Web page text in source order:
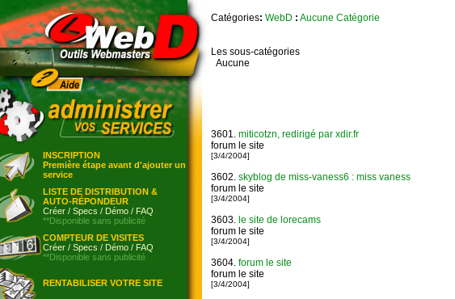
INSCRIPTION
Première étape avant d'ajouter un
service
LISTE DE DISTRIBUTION &
AUTO-RÉPONDEUR
Créer / Specs / Démo / FAQ
**Disponible sans publicité
COMPTEUR DE VISITES
Créer / Specs / Démo / FAQ
**Disponible sans publicité
RENTABILISER VOTRE SITE
Catégories: WebD : Aucune Catégorie
Les sous-catégories
Aucune
3601. miticotzn, redirigé par xdir.fr
forum le site
[3/4/2004]
3602. skyblog de miss-vaness6 : miss vaness
forum le site
[3/4/2004]
3603. le site de lorecams
forum le site
[3/4/2004]
3604. forum le site
forum le site
[3/4/2004]